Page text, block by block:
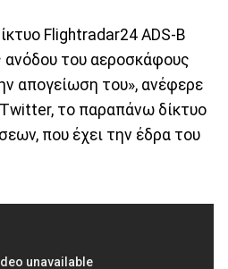
Flightradar24 ADS-B
ανόδου του αεροσκάφους
απογείωση του», ανέφερε
το παραπάνω δίκτυο
που έχει την έδρα του